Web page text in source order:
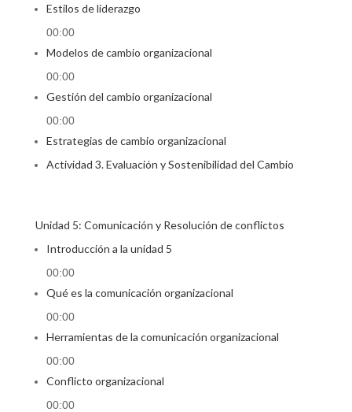
Estilos de liderazgo
00:00
Modelos de cambio organizacional
00:00
Gestión del cambio organizacional
00:00
Estrategias de cambio organizacional
Actividad 3. Evaluación y Sostenibilidad del Cambio
Unidad 5: Comunicación y Resolución de conflictos
Introducción a la unidad 5
00:00
Qué es la comunicación organizacional
00:00
Herramientas de la comunicación organizacional
00:00
Conflicto organizacional
00:00